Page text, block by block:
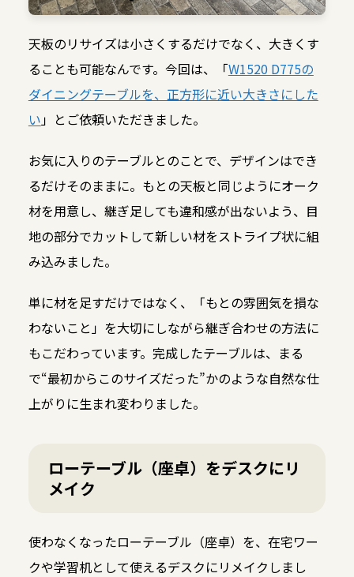
天板のリサイズは小さくするだけでなく、大きくす
ることも可能なんです。今回は、「W1520 D775の
ダイニングテーブルを、正方形に近い大きさにした
い 」とご依頼いただきました。
お気に入りのテーブルとのことで、デザインはでき
るだけそのままに。もとの天板と同じようにオーク
材を用意し、継ぎ足しても違和感が出ないよう、目
地の部分でカットして新しい材をストライプ状に組
み込みました。
単に材を足すだけではなく、「もとの雰囲気を損な
わないこと」を大切にしながら継ぎ合わせの方法に
もこだわっています。完成したテーブルは、まる
で“最初からこのサイズだった”かのような自然な仕
上がりに生まれ変わりました。
ローテーブル（座卓）をデスクにリ
メイク
使わなくなったローテーブル（座卓）を、在宅ワー
クや学習机として使えるデスクにリメイクしまし